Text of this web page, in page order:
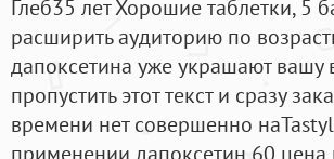
Глеб35 лет Хорошие таблетки, 5
расширить аудиторию по
дапоксетина уже украшают вашу
пропустить этот текст и сразу
времени нет совершенно
применении дапоксетин 60 цена